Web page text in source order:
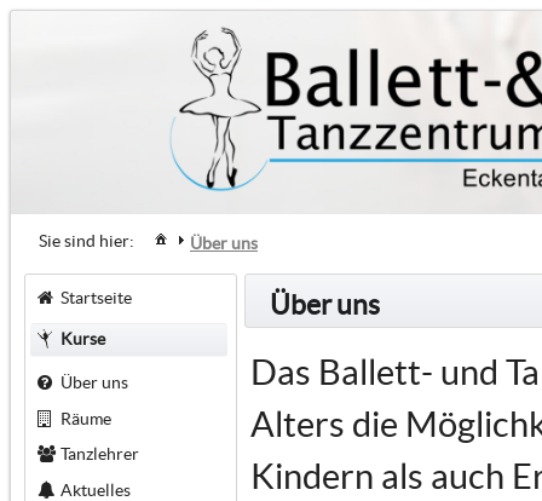
Sie sind hier: Über uns
Startseite
Kurse
Über uns
Räume
Tanzlehrer
Aktuelles
Über uns
Das Ballett- und
Alters die
Kindern als auch